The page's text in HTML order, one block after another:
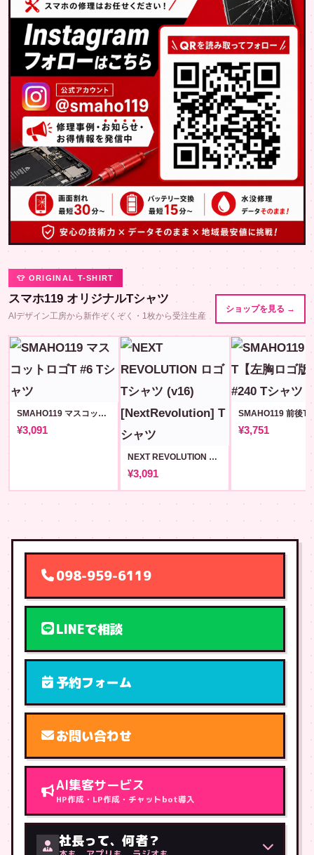
👕 ORIGINAL T-SHIRT
スマホ119 オリジナルTシャツ
AIデザイン工房から新作ぞくぞく・1枚から受注生産
ショップを見る →
SMAHO119 マスコットロゴT #6
¥3,091
NEXT REVOLUTION ロゴ Tシャツ (v16) [NextRevolution]
¥3,091
¥3,751
098-959-6119
LINEで相談
予約フォーム
お問い合わせ
AI集客サービス
HP作成・LP作成・チャットbot導入
社長って、何者？